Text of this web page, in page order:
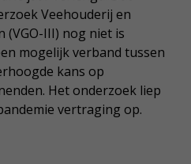
Veehouderij en
(VGO-III) nog niet is
mogelijk verband tussen
kans op
Het onderzoek liep
vertraging op.